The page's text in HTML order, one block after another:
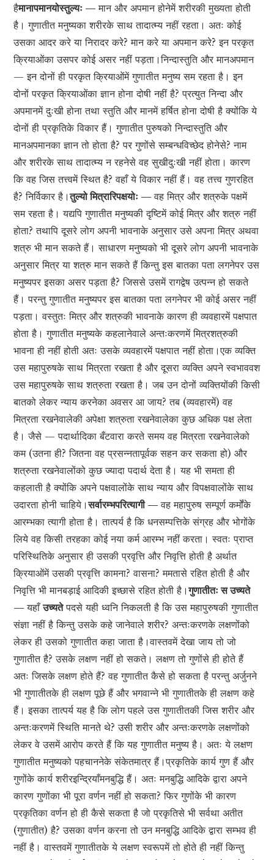
हैमानापमानयोस्तुल्यः —मान और अपमान होनेमें शरीरकी मुख्यता होती
है। गुणातीत मनुष्यका शरीरके साथ तादात्म्य नहीं रहता। अतः कोई
उसका आदर करे या निरादर करे? मान करे या अपमान करे? इन परकृत
क्रियाओंका उसपर कोई असर नहीं पड़ता।निन्दास्तुति और मानअपमान
— इन दोनों ही परकृत क्रियाओंमें गुणातीत मनुष्य सम रहता है। इन
दोनों परकृत क्रियाओंका ज्ञान होना दोषी नहीं है? प्रत्युत निन्दा और
अपमानमें दुःखी होना तथा स्तुति और मानमें हर्षित होना दोषी है क्योंकि ये
दोनों ही प्रकृतिके विकार हैं। गुणातीत पुरुषको निन्दास्तुति और
मानअपमानका ज्ञान तो होता है? पर गुणोंसे सम्बन्धविच्छेद होनेसे? नाम
और शरीरके साथ तादात्म्य न रहनेसे वह सुखीदुःखी नहीं होता। कारण
कि वह जिस तत्त्वमें स्थित है? वहाँ ये विकार नहीं हैं। वह तत्त्व गुणरहित
है? निर्विकार है।तुल्यो मित्रारिपक्षयोः —वह मित्र और शत्रुके पक्षमें
सम रहता है। यद्यपि गुणातीत मनुष्यकी दृष्टिमें कोई मित्र और शत्रु नहीं
होता? तथापि दूसरे लोग अपनी भावनाके अनुसार उसे अपना मित्र अथवा
शत्रु भी मान सकते हैं। साधारण मनुष्यको भी दूसरे लोग अपनी भावनाके
अनुसार मित्र या शत्रु मान सकते हैं किन्तु इस बातका पता लगनेपर उस
मनुष्यपर इसका असर पड़ता है? जिससे उसमें रागद्वेष उत्पन्न हो सकते
हैं। परन्तु गुणातीत मनुष्यपर इस बातका पता लगनेपर भी कोई असर नहीं
पड़ता। वस्तुतः मित्र और शत्रुकी भावनाके कारण ही व्यवहारमें पक्षपात
होता है। गुणातीत मनुष्यके कहलानेवाले अन्तःकरणमें मित्रशत्रुकी
भावना ही नहीं होती अतः उसके व्यवहारमें पक्षपात नहीं होता।एक व्यक्ति
उस महापुरुषके साथ मित्रता रखता है और दूसरा व्यक्ति अपने स्वभाववश
उस महापुरुषके साथ शत्रुता रखता है। जब उन दोनों व्यक्तियोंकी किसी
बातको लेकर न्याय करनेका अवसर आ जाय? तब (व्यवहारमें) वह
मित्रता रखनेवालेकी अपेक्षा शत्रुता रखनेवालेका कुछ अधिक पक्ष लेता
है। जैसे — पदार्थादिका बँटवारा करते समय वह मित्रता रखनेवालेको
कम (उतना ही? जितना वह प्रसन्नतापूर्वक सहन कर सकता हो) और
शत्रुता रखनेवालोंको कुछ ज्यादा पदार्थ देता है। यह भी समता ही
कहलाती है क्योंकि अपने पक्षवालोंके साथ न्याय और विपक्षवालोंके साथ
उदारता होनी चाहिये।सर्वारम्भपरित्यागी —वह महापुरुष सम्पूर्ण कर्मोंके
आरम्भका त्यागी होता है। तात्पर्य है कि धनसम्पत्तिके संग्रह और भोगोंके
लिये वह किसी तरहका कोई नया कर्म आरम्भ नहीं करता। स्वतः प्राप्त
परिस्थितिके अनुसार ही उसकी प्रवृत्ति और निवृत्ति होती है अर्थात
क्रियाओंमें उसकी प्रवृत्ति कामना? वासना? ममतासे रहित होती है और
निवृत्ति भी मानबड़ाई आदिकी इच्छासे रहित होती है।गुणातीतः स उच्यते
—यहाँउच्यतेपदसे यही ध्वनि निकलती है कि उस महापुरुषकी गुणातीत
संज्ञा नहीं है किन्तु उसके कहे जानेवाले शरीर? अन्तःकरणके लक्षणोंको
लेकर ही उसको गुणातीत कहा जाता है।वास्तवमें देखा जाय तो जो
गुणातीत है? उसके लक्षण नहीं हो सकते। लक्षण तो गुणोंसे ही होते हैं
अतः जिसके लक्षण होते हैं? वह गुणातीत कैसे हो सकता है परन्तु अर्जुनने
भी गुणातीतके ही लक्षण पूछे हैं और भगवान्ने भी गुणातीतके ही लक्षण कहे
हैं। इसका तात्पर्य यह है कि लोग पहले उस गुणातीतकी जिस शरीर और
अन्तःकरणमें स्थिति मानते थे? उसी शरीर और अन्तःकरणके लक्षणोंको
लेकर वे उसमें आरोप करते हैं कि यह गुणातीत मनुष्य है। अतः ये लक्षण
गुणातीत मनुष्यको पहचाननेके संकेतमात्र हैं।प्रकृतिके कार्य गुण हैं और
गुणोंके कार्य शरीरइन्द्रियाँमनबुद्धि हैं। अतः मनबुद्धि आदिके द्वारा अपने
कारण गुणोंका भी पूरा वर्णन नहीं हो सकता? फिर गुणोंके भी कारण
प्रकृतिका वर्णन हो ही कैसे सकता है जो प्रकृतिसे भी सर्वथा अतीत
(गुणातीत) है? उसका वर्णन करना तो उन मनबुद्धि आदिके द्वारा सम्भव ही
नहीं है। वास्तवमें गुणातीतके ये लक्षण स्वरूपमें तो होते ही नहीं किन्तु